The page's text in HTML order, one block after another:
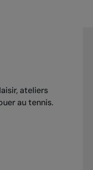
ateliers
au tennis.